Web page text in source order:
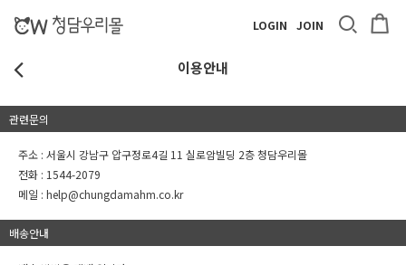
LOGIN JOIN
이용안내
관련문의
주소 : 서울시 강남구 압구정로4길 11 실로암빌딩 2층 청담우리몰
전화 : 1544-2079
메일 : help@chungdamahm.co.kr
배송안내